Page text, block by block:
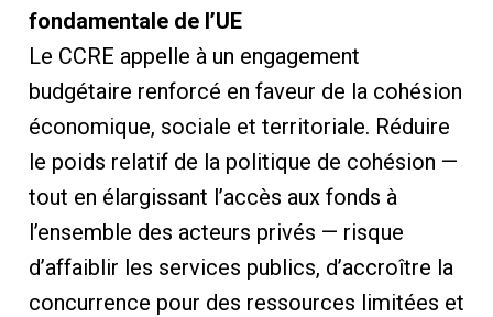
fondamentale de l’UE
Le CCRE appelle à un engagement
budgétaire renforcé en faveur de la cohésion
économique, sociale et territoriale. Réduire
le poids relatif de la politique de cohésion —
tout en élargissant l’accès aux fonds à
l’ensemble des acteurs privés — risque
d’affaiblir les services publics, d’accroître la
concurrence pour des ressources limitées et